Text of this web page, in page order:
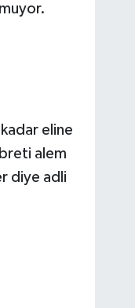
eline
alem
diye adli